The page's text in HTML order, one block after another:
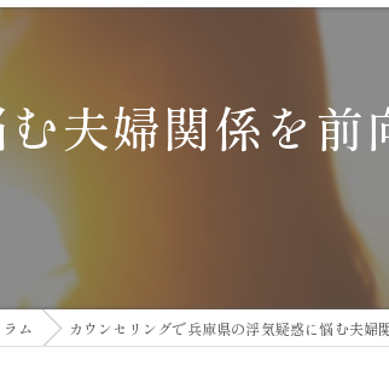
GPS
パートナー
夫婦関係を前
ラム カウンセリングで兵庫県の浮気疑惑に悩む夫婦